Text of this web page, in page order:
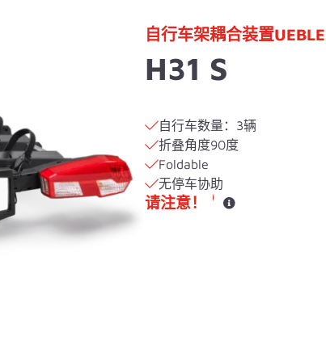
自行车架耦合装置
H31 S
自行车数量：3辆
折叠角度90度
Foldable
无停车协助
请注意！